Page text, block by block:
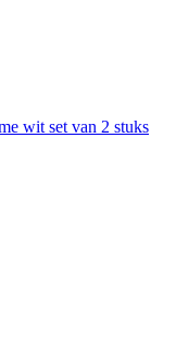
wit set van 2 stuks